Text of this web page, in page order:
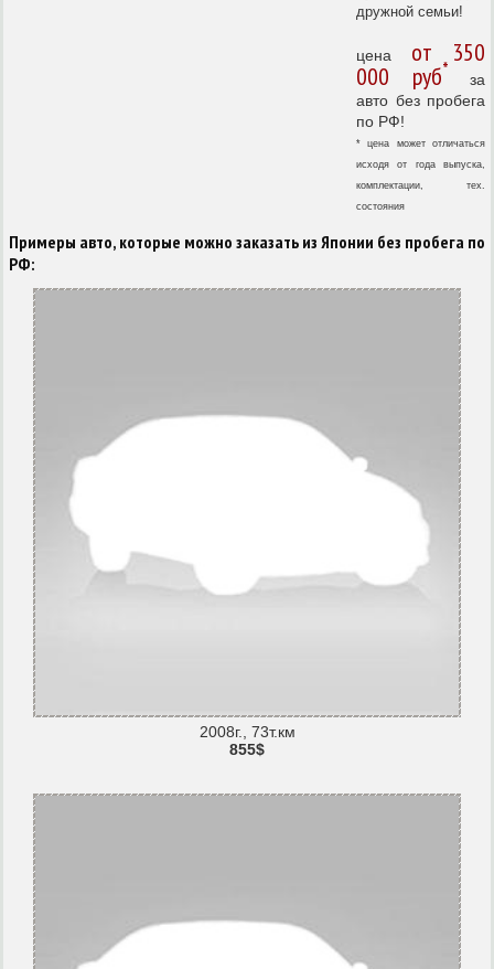
дружной семьи!
цена от 350
000 руб* за
авто без пробега
по РФ!
* цена может отличаться
исходя от года выпуска,
комплектации, тех.
состояния
Примеры авто, которые можно заказать из Японии без пробега по
РФ:
2008г., 73т.км
855$